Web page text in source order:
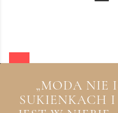
„MODA NIE
SUKIENKACH